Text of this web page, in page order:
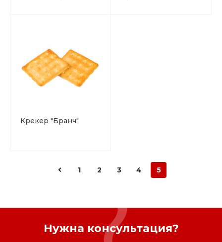
Крекер "Бранч"
1 2 3 4 5
Нужна консультация?